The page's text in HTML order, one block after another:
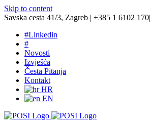
Skip to content
Savska cesta 41/3, Zagreb | +385 1 6102 170|
#Linkedin
#
Novosti
Izvješća
Česta Pitanja
Kontakt
HR
EN